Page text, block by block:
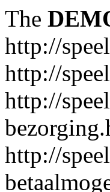
The
http://
http://
http://
http://